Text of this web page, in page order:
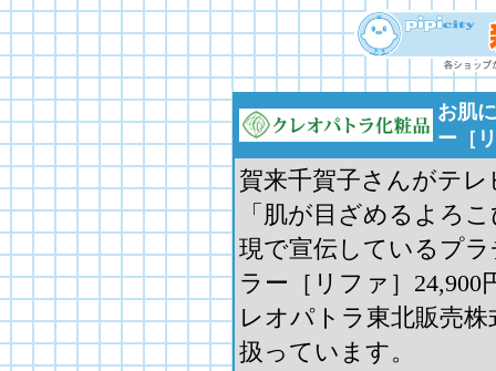
お肌
ー［
賀来千賀子さんがテ
「肌が目ざめるよろ
現で宣伝しているプ
ラー［リファ］24,900
レオパトラ東北販売
扱っています。